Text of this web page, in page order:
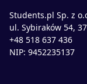
Students.pl Sp. z
ul. Sybiraków 54,
+48 518 637 436
NIP: 9452235137